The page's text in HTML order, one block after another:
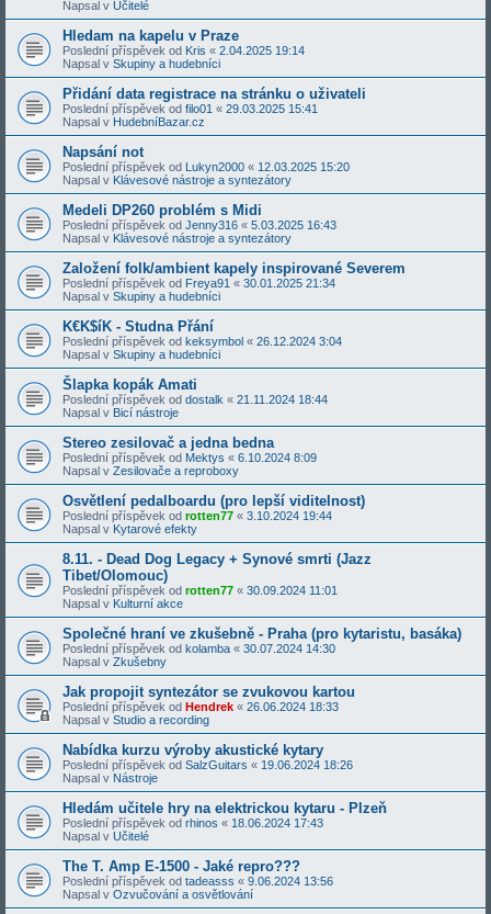
Napsal v Učitelé
Hledam na kapelu v Praze
Poslední příspěvek od Kris « 2.04.2025 19:14
Napsal v Skupiny a hudebníci
Přidání data registrace na stránku o uživateli
Poslední příspěvek od filo01 « 29.03.2025 15:41
Napsal v HudebníBazar.cz
Napsání not
Poslední příspěvek od Lukyn2000 « 12.03.2025 15:20
Napsal v Klávesové nástroje a syntezátory
Medeli DP260 problém s Midi
Poslední příspěvek od Jenny316 « 5.03.2025 16:43
Napsal v Klávesové nástroje a syntezátory
Založení folk/ambient kapely inspirované Severem
Poslední příspěvek od Freya91 « 30.01.2025 21:34
Napsal v Skupiny a hudebníci
K€K$íK - Studna Přání
Poslední příspěvek od keksymbol « 26.12.2024 3:04
Napsal v Skupiny a hudebníci
Šlapka kopák Amati
Poslední příspěvek od dostalk « 21.11.2024 18:44
Napsal v Bicí nástroje
Stereo zesilovač a jedna bedna
Poslední příspěvek od Mektys « 6.10.2024 8:09
Napsal v Zesilovače a reproboxy
Osvětlení pedalboardu (pro lepší viditelnost)
Poslední příspěvek od rotten77 « 3.10.2024 19:44
Napsal v Kytarové efekty
8.11. - Dead Dog Legacy + Synové smrti (Jazz
Tibet/Olomouc)
Poslední příspěvek od rotten77 « 30.09.2024 11:01
Napsal v Kulturní akce
Společné hraní ve zkušebně - Praha (pro kytaristu, basáka)
Poslední příspěvek od kolamba « 30.07.2024 14:30
Napsal v Zkušebny
Jak propojit syntezátor se zvukovou kartou
Poslední příspěvek od Hendrek « 26.06.2024 18:33
Napsal v Studio a recording
Nabídka kurzu výroby akustické kytary
Poslední příspěvek od SalzGuitars « 19.06.2024 18:26
Napsal v Nástroje
Hledám učitele hry na elektrickou kytaru - Plzeň
Poslední příspěvek od rhinos « 18.06.2024 17:43
Napsal v Učitelé
The T. Amp E-1500 - Jaké repro???
Poslední příspěvek od tadeasss « 9.06.2024 13:56
Napsal v Ozvučování a osvětlování